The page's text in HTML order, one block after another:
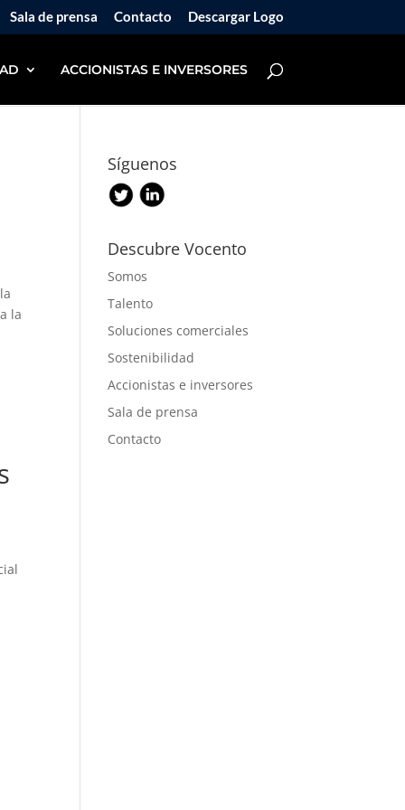
Sala de prensa Contacto Descargar Logo
ACCIONISTAS E INVERSORES
la
Síguenos
Descubre Vocento
Somos
Talento
Soluciones comerciales
Sostenibilidad
Accionistas e inversores
Sala de prensa
Contacto